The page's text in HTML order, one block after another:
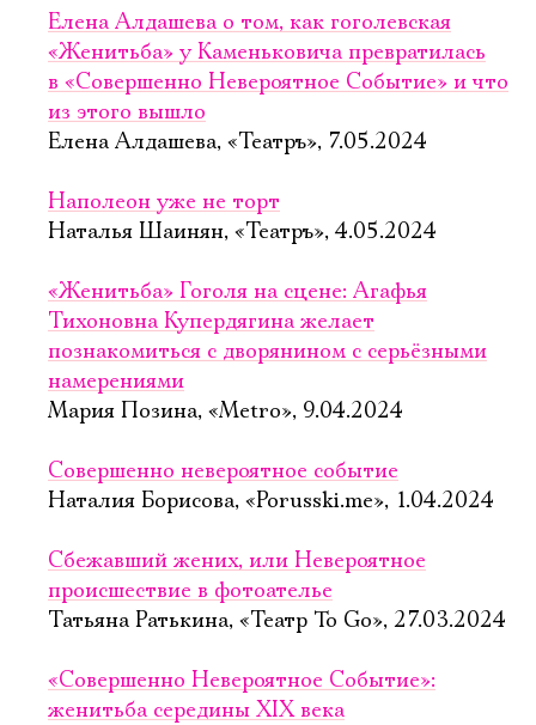
Елена Алдашева о том, как гоголевская
«Женитьба» у Каменьковича превратилась
в «Совершенно Невероятное Событие» и что
из этого вышло
Елена Алдашева, «Театръ», 7.05.2024
Наполеон уже не торт
Наталья Шаинян, «Театръ», 4.05.2024
«Женитьба» Гоголя на сцене: Агафья
Тихоновна Купердягина желает
познакомиться с дворянином с серьёзными
намерениями
Мария Позина, «Metro», 9.04.2024
Совершенно невероятное событие
Наталия Борисова, «Porusski.me», 1.04.2024
Сбежавший жених, или Невероятное
происшествие в фотоателье
Татьяна Ратькина, «Театр To Go», 27.03.2024
«Совершенно Невероятное Событие»:
женитьба середины XIX века